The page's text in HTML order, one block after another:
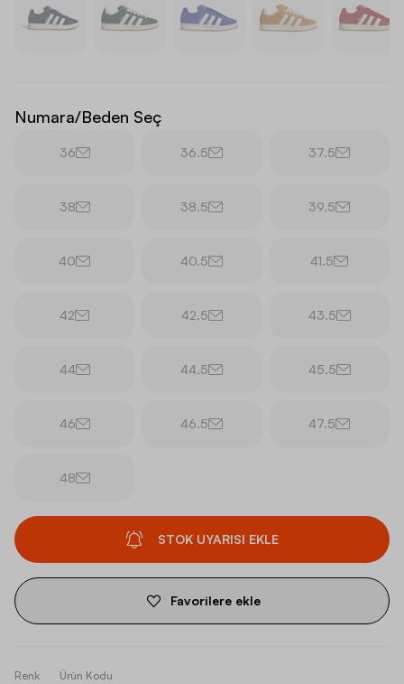
Numara/Beden Seç
36 36.5 37.5
38 38.5 39.5
40 40.5 41.5
42 42.5 43.5
44 44.5 45.5
46 46.5 47.5
48
STOK UYARISI EKLE
Favorilere ekle
Renk Ürün Kodu